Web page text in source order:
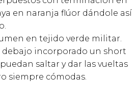
en naranja flúor dándole así
en tejido verde militar.
debajo incorporado un short
saltar y dar las vueltas
siempre cómodas.